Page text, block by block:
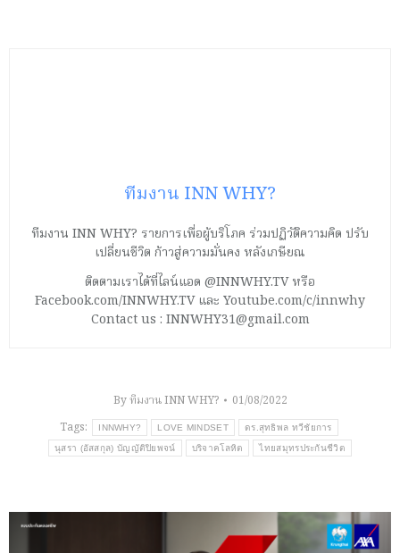
ทีมงาน INN WHY?
ทีมงาน INN WHY? รายการเพื่อผู้บริโภค ร่วมปฏิวัติความคิด ปรับ
เปลี่ยนชีวิต ก้าวสู่ความมั่นคง หลังเกษียณ
ติดตามเราได้ที่ไลน์แอด @INNWHY.TV หรือ
Facebook.com/INNWHY.TV และ Youtube.com/c/innwhy
Contact us : INNWHY31@gmail.com
Byทีมงาน INN WHY?
01/08/2022
Tags:
INNWHY? LOVE MINDSET ดร.สุทธิพล ทวีชัยการ
นุสรา (อัสสกุล) บัญญัติปิยพจน์ บริจาคโลหิต ไทยสมุทรประกันชีวิต